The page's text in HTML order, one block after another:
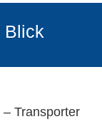
Blick
Transporter